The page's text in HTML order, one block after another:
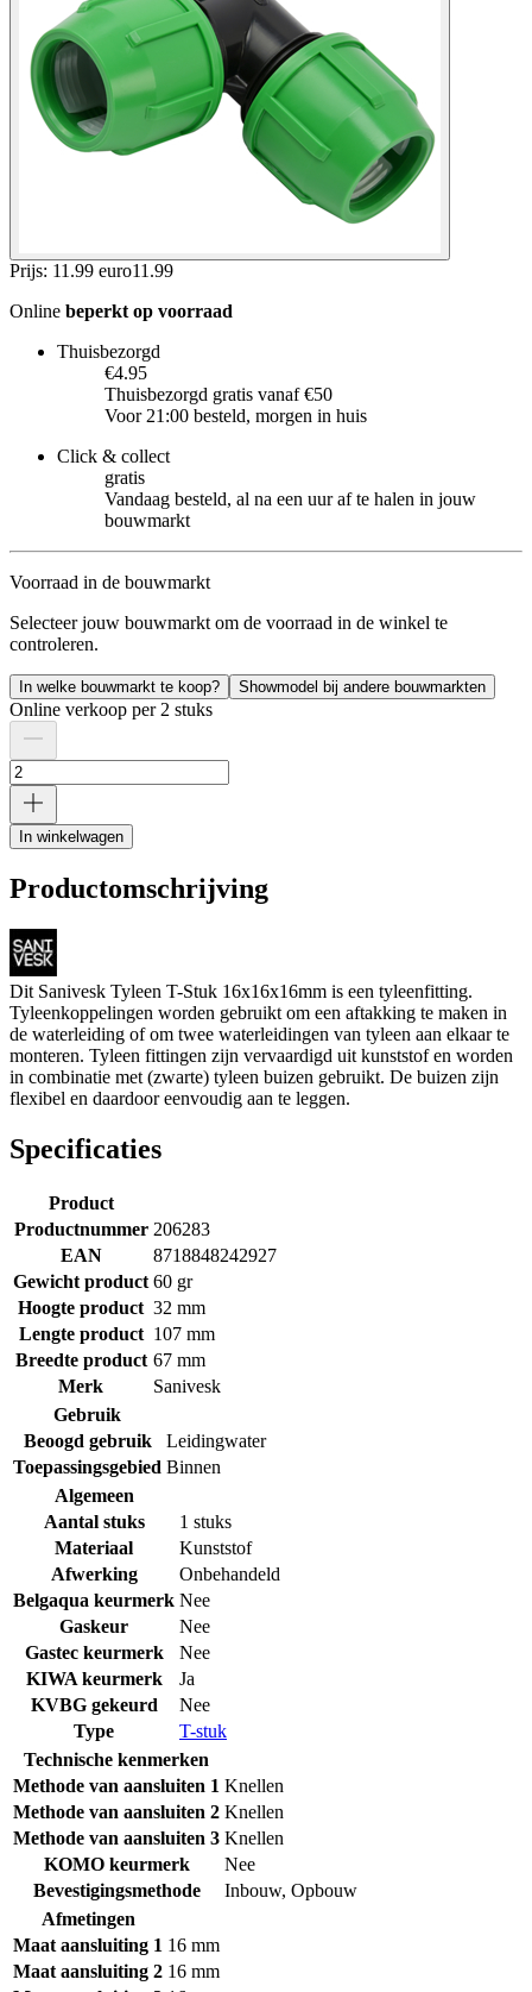
Prijs: 11.99 euro11 .99
Online beperkt op voorraad
Thuisbezorgd
€4.95
Thuisbezorgd gratis vanaf €50
Voor 21:00 besteld, morgen in huis
Click & collect
gratis
Vandaag besteld, al na een uur af te halen in jouw
bouwmarkt
Voorraad in de bouwmarkt
Selecteer jouw bouwmarkt om de voorraad in de winkel te
controleren.
In welke bouwmarkt te koop? Showmodel bij andere bouwmarkten
Online verkoop per 2 stuks
In winkelwagen
Productomschrijving
Dit Sanivesk Tyleen T-Stuk 16x16x16mm is een tyleenfitting.
Tyleenkoppelingen worden gebruikt om een aftakking te maken in
de waterleiding of om twee waterleidingen van tyleen aan elkaar te
monteren. Tyleen fittingen zijn vervaardigd uit kunststof en worden
in combinatie met (zwarte) tyleen buizen gebruikt. De buizen zijn
flexibel en daardoor eenvoudig aan te leggen.
Specificaties
Product
Productnummer 206283
EAN
8718848242927
Gewicht product 60 gr
Hoogte product 32 mm
Lengte product 107 mm
Breedte product 67 mm
Merk
Sanivesk
Gebruik
Beoogd gebruik
Leidingwater
Toepassingsgebied Binnen
Algemeen
Aantal stuks
1 stuks
Materiaal
Kunststof
Afwerking
Onbehandeld
Belgaqua keurmerk Nee
Gaskeur
Nee
Gastec keurmerk
Nee
KIWA keurmerk
Ja
KVBG gekeurd
Nee
Type
T-stuk
Technische kenmerken
Methode van aansluiten 1 Knellen
Methode van aansluiten 2 Knellen
Methode van aansluiten 3 Knellen
KOMO keurmerk
Nee
Bevestigingsmethode
Inbouw, Opbouw
Afmetingen
Maat aansluiting 1 16 mm
Maat aansluiting 2 16 mm